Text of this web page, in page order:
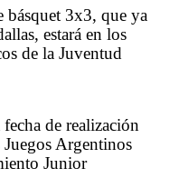
básquet 3x3, que ya
estará en los
de la Juventud
de realización
Argentinos
Junior